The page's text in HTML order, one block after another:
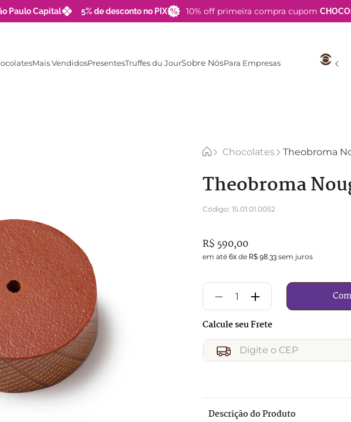
Paulo Capital 5% de desconto no PIX 10% off primeira compra cupom
Mais VendidosPresentesTruffes du JourSobre NósPara Empresas
Chocolates Theobroma
Theobroma
Código: 15.01.01.0052
R$ 590,00
em até 6x de R$ 98,33 sem juros
＋
－
Descrição do Produto